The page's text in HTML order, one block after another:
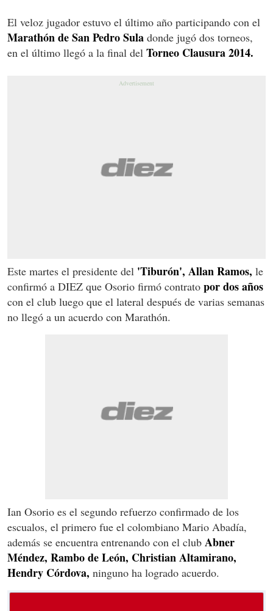
El veloz jugador estuvo el último año participando con el
Marathón de San Pedro Sula donde jugó dos torneos,
en el último llegó a la final del Torneo Clausura 2014.
Este martes el presidente del 'Tiburón', Allan Ramos, le
confirmó a DIEZ que Osorio firmó contrato por dos años
con el club luego que el lateral después de varias semanas
no llegó a un acuerdo con Marathón.
Ian Osorio es el segundo refuerzo confirmado de los
escualos, el primero fue el colombiano Mario Abadía,
además se encuentra entrenando con el club Abner
Méndez, Rambo de León, Christian Altamirano,
Hendry Córdova, ninguno ha logrado acuerdo.